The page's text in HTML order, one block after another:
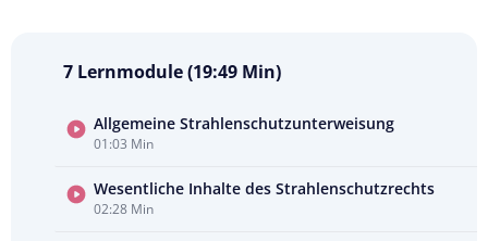
Kursvorschau
ansehen
7 Lernmodule (19:49 Min)
Allgemeine Strahlenschutzunterweisung
01:03 Min
Wesentliche Inhalte des Strahlenschutzrechts
02:28 Min